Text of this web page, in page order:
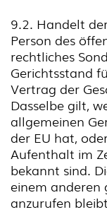
9.2. Handelt
Person des
rechtliches
Gerichtsstand
Vertrag der
Dasselbe gilt,
allgemeinen
der EU hat,
Aufenthalt im
bekannt sind.
einem anderen
anzurufen